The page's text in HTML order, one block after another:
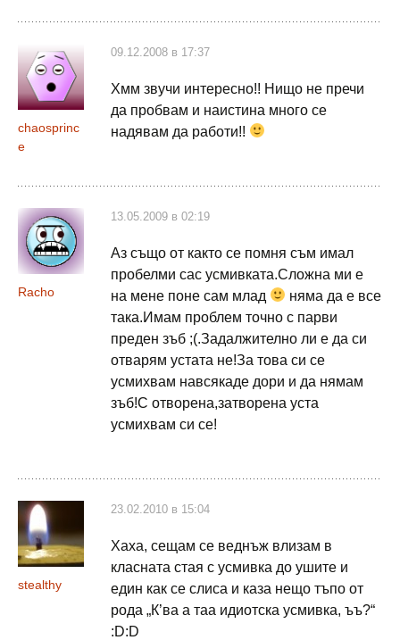
chaosprinc
e
09.12.2008 в 17:37
Хмм звучи интересно!! Нищо не пречи
да пробвам и наистина много се
надявам да работи!!
Racho
13.05.2009 в 02:19
Аз също от както се помня съм имал
пробелми сас усмивката.Сложна ми е
на мене поне сам млад
няма да е все
така.Имам проблем точно с парви
преден зъб ;(.Задалжително ли е да си
отварям устата не!За това си се
усмихвам навсякаде дори и да нямам
зъб!С отворена,затворена уста
усмихвам си се!
stealthy
23.02.2010 в 15:04
Хаха, сещам се веднъж влизам в
класната стая с усмивка до ушите и
един как се слиса и каза нещо тъпо от
рода „К’ва а таа идиотска усмивка, ъъ?“
:D:D